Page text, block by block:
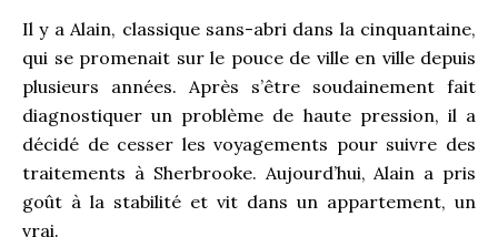
Il y a Alain, classique sans-abri dans la cinquantaine,
qui se promenait sur le pouce de ville en ville depuis
plusieurs années. Après s’être soudainement fait
diagnostiquer un problème de haute pression, il a
décidé de cesser les voyagements pour suivre des
traitements à Sherbrooke. Aujourd’hui, Alain a pris
goût à la stabilité et vit dans un appartement, un
vrai.